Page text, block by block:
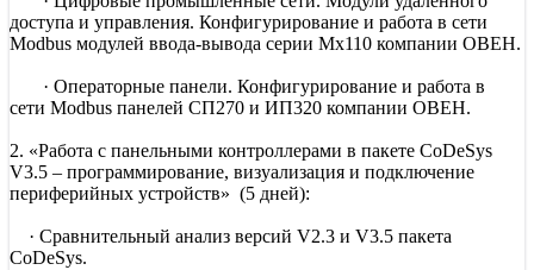
доступа и управления. Конфигурирование и работа в сети
Modbus модулей ввода-вывода серии Мх110 компании ОВЕН.
· Операторные панели. Конфигурирование и работа в
сети Modbus панелей СП270 и ИП320 компании ОВЕН.
2. «Работа с панельными контроллерами в пакете CoDeSys
V3.5 – программирование, визуализация и подключение
периферийных устройств» (5 дней):
· Сравнительный анализ версий V2.3 и V3.5 пакета
CoDeSys.